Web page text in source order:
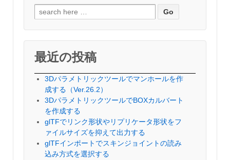
検
索
対
象:
最近の投稿
3Dパラメトリックツールでマンホールを作
成する（Ver.26.2）
3DパラメトリックツールでBOXカルバート
を作成する
glTFでリンク形状やリプリケータ形状をフ
ァイルサイズを抑えて出力する
glTFインポートでスキンジョイントの読み
込み方式を選択する